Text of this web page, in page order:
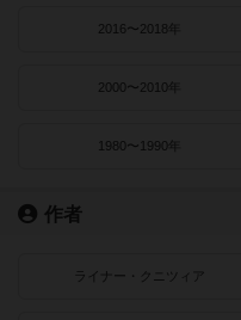
2016〜2018年
2000〜2010年
1980〜1990年
作者
ライナー・クニツィア